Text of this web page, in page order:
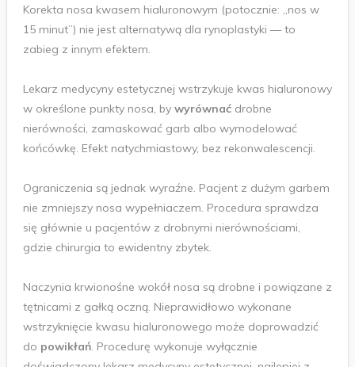
Korekta nosa kwasem hialuronowym (potocznie: „nos w
15 minut”) nie jest alternatywą dla rynoplastyki — to
zabieg z innym efektem.
Lekarz medycyny estetycznej wstrzykuje kwas hialuronowy
w określone punkty nosa, by wyrównaćdrobne
nierówności, zamaskować garb albo wymodelować
końcówkę. Efekt natychmiastowy, bez rekonwalescencji.
Ograniczenia są jednak wyraźne. Pacjent z dużym garbem
nie zmniejszy nosa wypełniaczem. Procedura sprawdza
się głównie u pacjentów z drobnymi nierównościami,
gdzie chirurgia to ewidentny zbytek.
Naczynia krwionośne wokół nosa są drobne i powiązane z
tętnicami z gałką oczną. Nieprawidłowo wykonane
wstrzyknięcie kwasu hialuronowego może doprowadzić
do powikłań. Procedurę wykonuje wyłącznie